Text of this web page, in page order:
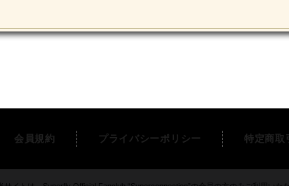
会員規約 プライバシーポリシー 特定商取